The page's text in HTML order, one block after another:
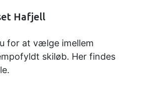
Hafjell
for at vælge imellem
skiløb. Her findes